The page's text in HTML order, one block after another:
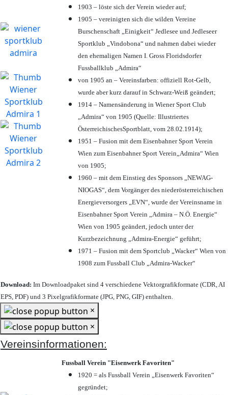
1903 – löste sich der Verein wieder auf;
1905 – vereinigten sich die wilden Vereine
Burschenschaft „Einigkeit“ Jedlesee und Jedleseer
Sportklub „Vindobona“ und nahmen dabei wieder
den ehemaligen Namen I. Gross Floridsdorfer
Fussballklub „Admira“
von 1905 an – Vereinsfarben: offiziell Rot-Gelb,
wurde aber kurz darauf in Schwarz-Weiß geändert;
1914 – Namensänderung in Wiener Sport Club
„Admira“ von 1905 (Quelle: Illustriertes
ÖsterreichischesSportblatt, vom 28.02.1914);
1951 – Fusion mit dem Eisenbahner Sport Verein
Wien zum Eisenbahner Sport Verein„Admira“ Wien
von 1905;
1960 – mit dem Einstieg des Sponsors „NEWAG-
NIOGAS“, dem Vorgänger des niederösterreichischen
Energieversorgers „EVN“, wurde der Vereinsname in
Eisenbahner Sport Verein „Admira – N.Ö. Energie“
Wien von 1905 geändert, jedoch unter der
Kurzbezeichnung „Admira-Energie“ geführt;
1971 – Fusion mit dem Sportclub „Wacker“ Wien von
1908 zum Fussball Club „Admira-Wacker“
Download: Im Downloadpaket sind 4 verschiedene Vektorgrafikformate (CDR, AI
EPS, PDF) und 3 Pixelgrafikformate (JPG, PNG, GIF) enthalten.
×
×
Vereinsinformationen:
Fussball Verein "Eisenwerk Favoriten"
1920 = als Fussball Verein „Eisenwerk Favoriten“
gegründet;